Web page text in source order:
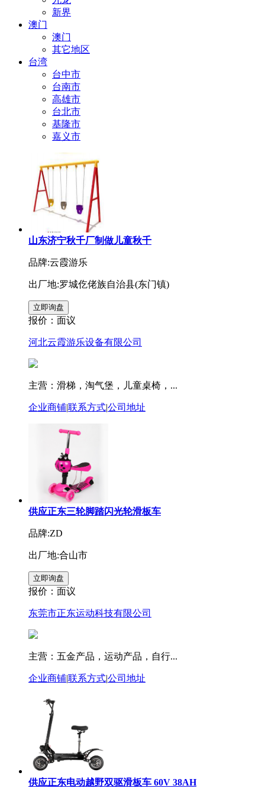
新界
澳门
澳门
其它地区
台湾
台中市
台南市
高雄市
台北市
基隆市
嘉义市
山东济宁秋千厂制做儿童秋千
品牌:云霞游乐
出厂地:罗城仡佬族自治县(东门镇)
报价： 面议
河北云霞游乐设备有限公司
主营：滑梯，淘气堡，儿童桌椅，...
企业商铺|联系方式|公司地址
供应正东三轮脚踏闪光轮滑板车
品牌:ZD
出厂地:合山市
报价： 面议
东莞市正东运动科技有限公司
主营：五金产品，运动产品，自行...
企业商铺|联系方式|公司地址
供应正东电动越野双驱滑板车 60V 38AH